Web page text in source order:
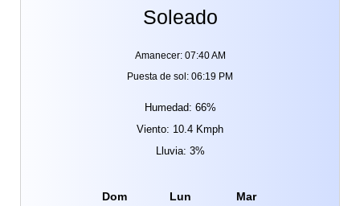
Soleado
Amanecer: 07:40 AM
Puesta de sol: 06:19 PM
Humedad: 66%
Viento: 10.4 Kmph
Lluvia: 3%
Dom Lun Mar